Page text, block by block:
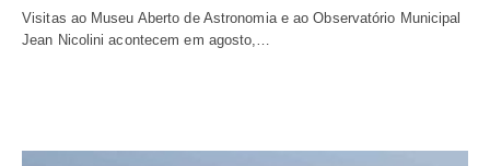
Visitas ao Museu Aberto de Astronomia e ao Observatório Municipal
Jean Nicolini acontecem em agosto,…